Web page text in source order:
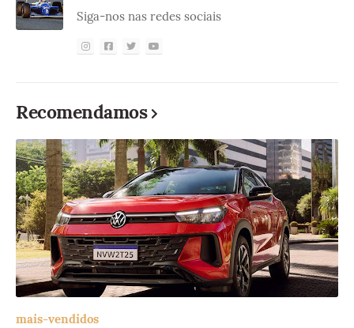
Siga-nos nas redes sociais
Recomendamos
mais-vendidos